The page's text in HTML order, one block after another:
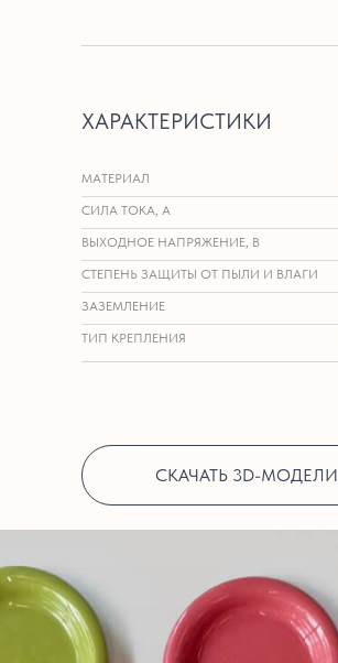
МАТЕРИАЛ
СИЛА ТОКА, А
ВЫХОДНОЕ НАПРЯЖЕНИЕ, В
СТЕПЕНЬ ЗАЩИТЫ ОТ ПЫЛИ И ВЛАГИ
ЗАЗЕМЛЕНИЕ
ТИП КРЕПЛЕНИЯ
ХАРАКТЕРИСТИКИ
СКАЧАТЬ 3D-МОДЕЛИ